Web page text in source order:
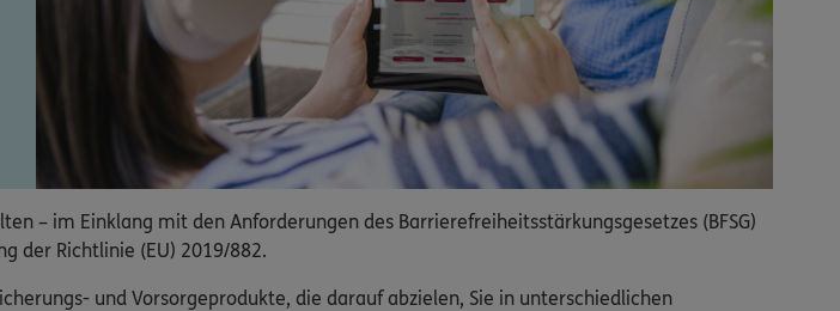
– im Einklang mit den Anforderungen des Barrierefreiheitsstärkungsgesetzes (BFSG)
der Richtlinie (EU) 2019/882.
und Vorsorgeprodukte, die darauf abzielen, Sie in unterschiedlichen